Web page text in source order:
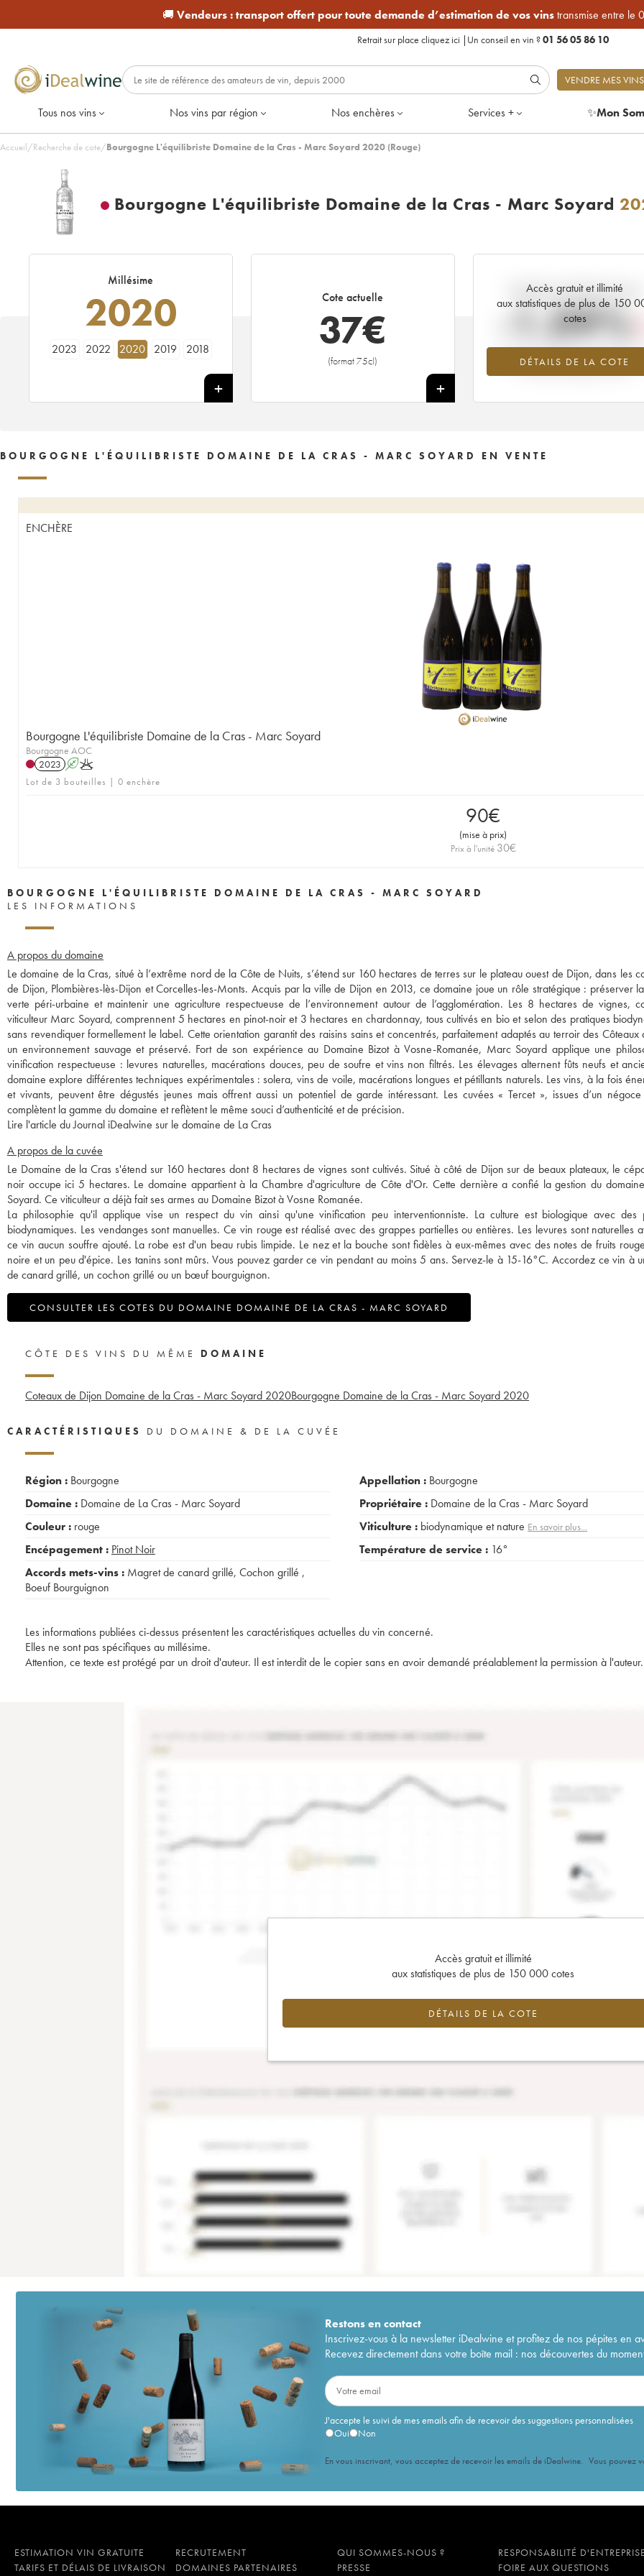
🚚 Vendeurs :transport offert pour toute demande d’estimation de vos vinstransmise entre le
Retrait sur place cliquez ici | Un conseil en vin ?01 56 05 86 10
VENDRE MES VINS
Tous nos vins Nos vins par région Nos enchères Services + ✨Mon
Accueil/Recherche de cote/Bourgogne L'équilibriste Domaine de la Cras - Marc Soyard 2020 (Rouge)
Bourgogne L'équilibriste Domaine de la Cras - Marc Soyard
Millésime
2020
2023 2022 2020 2019 2018
Cote actuelle
37€
(format 75cl)
+
Accès gratuit et illimité
aux statistiques de plus de 150
cotes
DÉTAILS DE LA COTE
Tendance actuelle de la cote
-1.09%
Tendance à la baisse du millésime
en 2026 par rapport à 2025
BOURGOGNE L'ÉQUILIBRISTE DOMAINE DE LA CRAS - MARC SOYARD EN VENTE
ENCHÈRE
Bourgogne L'équilibriste Domaine de la Cras - Marc Soyard
Bourgogne AOC
2023 AK
Lot de 3 bouteilles | 0 enchère
90€
(mise à prix)
Prix à l'unité 30€
BOURGOGNE L'ÉQUILIBRISTE DOMAINE DE LA CRAS - MARC SOYARD
LES INFORMATIONS
A propos du domaine
Le domaine de la Cras, situé à l’extrême nord de la Côte de Nuits, s’étend sur 160 hectares de terres sur le plateau ouest de Dijon, dans les
de Dijon, Plombières-lès-Dijon et Corcelles-les-Monts. Acquis par la ville de Dijon en 2013, ce domaine joue un rôle stratégique : préserver
verte péri-urbaine et maintenir une agriculture respectueuse de l’environnement autour de l’agglomération. Les 8 hectares de vignes,
viticulteur Marc Soyard, comprennent 5 hectares en pinot-noir et 3 hectares en chardonnay, tous cultivés en bio et selon des pratiques
sans revendiquer formellement le label. Cette orientation garantit des raisins sains et concentrés, parfaitement adaptés au terroir des Côteaux
un environnement sauvage et préservé. Fort de son expérience au Domaine Bizot à Vosne-Romanée, Marc Soyard applique une
vinification respectueuse : levures naturelles, macérations douces, peu de soufre et vins non filtrés. Les élevages alternent fûts neufs et
domaine explore différentes techniques expérimentales : solera, vins de voile, macérations longues et pétillants naturels. Les vins, à la fois
et vivants, peuvent être dégustés jeunes mais offrent aussi un potentiel de garde intéressant. Les cuvées « Tercet », issues d’un négoce
complètent la gamme du domaine et reflètent le même souci d’authenticité et de précision.
Lire l'article du Journal iDealwine sur le domaine de La Cras
A propos de la cuvée
Le Domaine de la Cras s'étend sur 160 hectares dont 8 hectares de vignes sont cultivés. Situé à côté de Dijon sur de beaux plateaux, le
noir occupe ici 5 hectares. Le domaine appartient à la Chambre d'agriculture de Côte d'Or. Cette dernière a confié la gestion du
Soyard. Ce viticulteur a déjà fait ses armes au Domaine Bizot à Vosne Romanée.
La philosophie qu'il applique vise un respect du vin ainsi qu'une vinification peu interventionniste. La culture est biologique avec des
biodynamiques. Les vendanges sont manuelles. Ce vin rouge est réalisé avec des grappes partielles ou entières. Les levures sont naturelles
ce vin aucun souffre ajouté. La robe est d'un beau rubis limpide. Le nez et la bouche sont fidèles à eux-mêmes avec des notes de fruits
noire et un peu d'épice. Les tanins sont mûrs. Vous pouvez garder ce vin pendant au moins 5 ans. Servez-le à 15-16°C. Accordez ce vin à
de canard grillé, un cochon grillé ou un bœuf bourguignon.
CONSULTER LES COTES DU DOMAINE DOMAINE DE LA CRAS - MARC SOYARD
CÔTE DES VINS DU MÊME DOMAINE
Coteaux de Dijon Domaine de la Cras - Marc Soyard 2020Bourgogne Domaine de la Cras - Marc Soyard 2020
CARACTÉRISTIQUES DU DOMAINE & DE LA CUVÉE
Région : Bourgogne
Domaine : Domaine de La Cras - Marc Soyard
Couleur : rouge
Encépagement : Pinot Noir
Accords mets-vins : Magret de canard grillé, Cochon grillé ,
Boeuf Bourguignon
Appellation : Bourgogne
Propriétaire : Domaine de la Cras - Marc Soyard
Viticulture : biodynamique et nature En savoir plus...
Température de service : 16°
Les informations publiées ci-dessus présentent les caractéristiques actuelles du vin concerné.
Elles ne sont pas spécifiques au millésime.
Attention, ce texte est protégé par un droit d'auteur. Il est interdit de le copier sans en avoir demandé préalablement la permission à l'auteur.
Accès gratuit et illimité
aux statistiques de plus de 150 000 cotes
DÉTAILS DE LA COTE
Restons encontact
Inscrivez-vous à la newsletter iDealwine et profitez de nos pépites en
Recevez directement dans votre boîte mail : nos découvertes du
J'accepte le suivi de mes emails afin de recevoir des suggestions personnalisées
Oui
Non
En vous inscrivant, vous acceptez de recevoir les emails de iDealwine. Vous pouvez
ESTIMATION VIN GRATUITE RECRUTEMENT QUI SOMMES-NOUS ?
RESPONSABILITÉ
TARIFS ET DÉLAIS DE LIVRAISON
DOMAINES PARTENAIRES PRESSE FOIRE AUX QUESTIONS